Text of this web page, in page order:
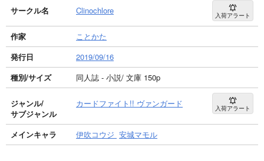
サークル名 Clinochlore 入荷アラート
作家
ことかた
発行日
2019/09/16
種別/サイズ
同人誌 - 小説/ 文庫 150p
ジャンル/
サブジャンル
カードファイト!! ヴァンガード 入荷アラート
メインキャラ 伊吹コウジ 安城マモル